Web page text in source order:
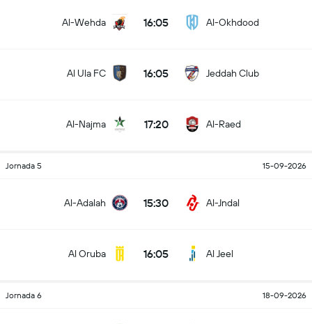
Al-Wehda 16:05 Al-Okhdood
Al Ula FC 16:05 Jeddah Club
Al-Najma 17:20 Al-Raed
Jornada 5 15-09-2026
Al-Adalah 15:30 Al-Jndal
Al Oruba 16:05 Al Jeel
Jornada 6 18-09-2026